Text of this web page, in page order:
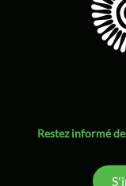
écoféminisme
Écologie et
écologie
économie
Restez informé